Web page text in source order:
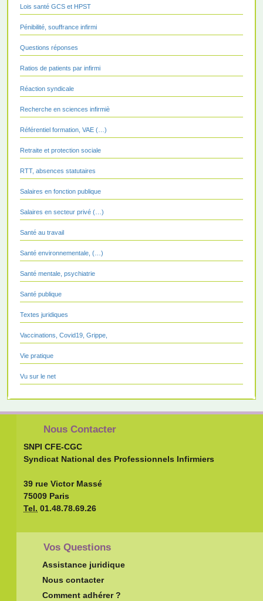
Lois santé GCS et HPST
Pénibilité, souffrance infirmi
Questions réponses
Ratios de patients par infirmi
Réaction syndicale
Recherche en sciences infirmiè
Référentiel formation, VAE (…)
Retraite et protection sociale
RTT, absences statutaires
Salaires en fonction publique
Salaires en secteur privé (…)
Santé au travail
Santé environnementale, (…)
Santé mentale, psychiatrie
Santé publique
Textes juridiques
Vaccinations, Covid19, Grippe,
Vie pratique
Vu sur le net
Nous Contacter
SNPI CFE-CGC
Syndicat National des Professionnels Infirmiers
39 rue Victor Massé
75009 Paris
Tel. 01.48.78.69.26
Vos Questions
Assistance juridique
Nous contacter
Comment adhérer ?